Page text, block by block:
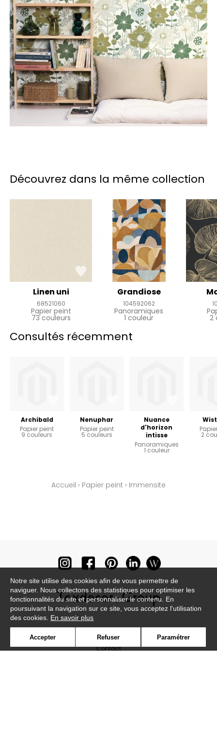
Découvrez dans la même collection
Linen uni
68521060
Papier peint
73 couleurs
Grandiose
104592062
Panoramiques
1 couleur 2
Consultés récemment
Archibald
Papier peint
9 couleurs
Nenuphar
Papier peint
5 couleurs
Nuance
d'horizon
intisse
Panoramiques
1 couleur
2
Accueil › Papier peint › Immensite
Contact
Notre site utilise des cookies afin de vous permettre de
naviguer. Nous collectons des statistiques pour optimiser les
fonctionnalités du site et personnaliser le contenu. En
poursuivant la navigation sur ce site, vous acceptez l'utilisation
des cookies. En savoir plus
Accepter Refuser Paramétrer